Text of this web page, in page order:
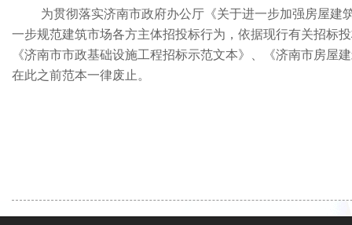
为贯彻落实济南市政府办公厅《关于进一步加强房屋
一步规范建筑市场各方主体招投标行为，依据现行有关招标
《济南市市政基础设施工程招标示范文本》、《济南市房
在此之前范本一律废止。